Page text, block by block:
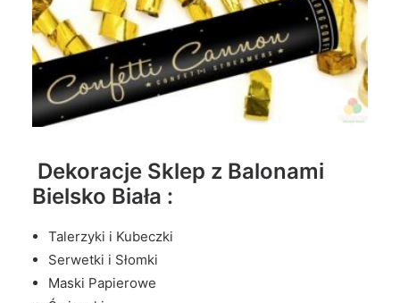
Dekoracje Sklep z Balonami
Bielsko Biała :
Talerzyki i Kubeczki
Serwetki i Słomki
Maski Papierowe